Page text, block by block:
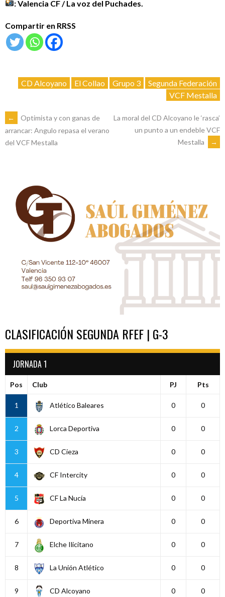
: Valencia CF / La voz del Puchades.
Compartir en RRSS
CD Alcoyano El Collao Grupo 3
Segunda Federación
VCF Mestalla
NAVEGACIÓN
DE
ENTRADAS
←
Optimista y con ganas de
arrancar: Angulo repasa el verano
del VCF Mestalla
La moral del CD Alcoyano le ‘rasca’
un punto a un endeble VCF
Mestalla
→
CLASIFICACIÓN SEGUNDA RFEF | G-3
JORNADA 1
Pos Club PJ Pts
1 Atlético Baleares 0 0
2 Lorca Deportiva 0 0
3 CD Cieza 0 0
4 CF Intercity 0 0
5 CF La Nucía 0 0
6 Deportiva Minera 0 0
7 Elche Ilicitano 0 0
8 La Unión Atlético 0 0
9 CD Alcoyano 0 0